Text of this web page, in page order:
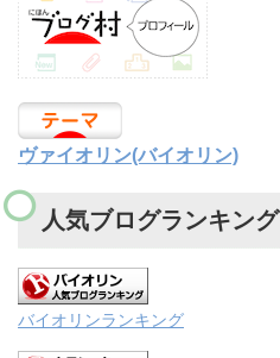
ヴァイオリン(バイオリン)
人気ブログランキング
バイオリンランキング